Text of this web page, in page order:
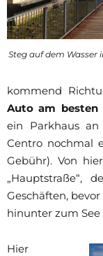
Steg auf dem Wasser
kommend
Auto am besten
ein Parkhaus
Centro nochmal
Gebühr). Von
„Hauptstraße“,
Geschäften,
hinunter zum See
Hier